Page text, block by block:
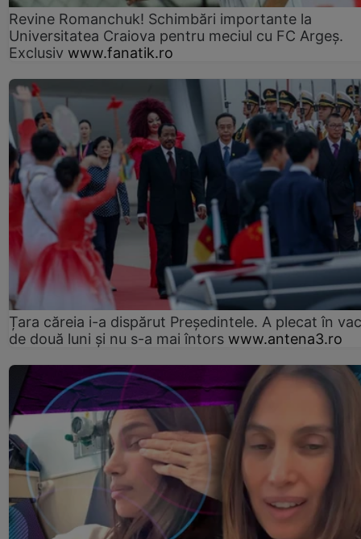
Revine Romanchuk! Schimbări importante la
Universitatea Craiova pentru meciul cu FC Argeş.
Exclusiv www.fanatik.ro
Țara căreia i-a dispărut Președintele. A plecat în
de două luni și nu s-a mai întors www.antena3.ro